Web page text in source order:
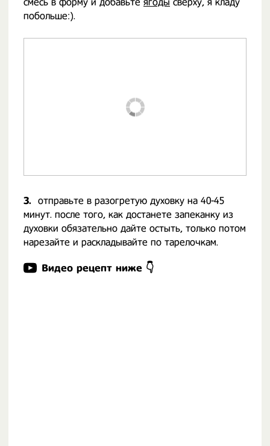
побольше:).
3. отправьте в разогретую духовку на 40-45
минут. после того, как достанете запеканку из
духовки обязательно дайте остыть, только потом
нарезайте и раскладывайте по тарелочкам.
Видео рецепт ниже 👇